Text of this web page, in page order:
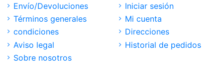
Envío/Devoluciones
Términos generales
condiciones
Aviso legal
Sobre nosotros
Iniciar sesión
Mi cuenta
Direcciones
Historial de pedidos